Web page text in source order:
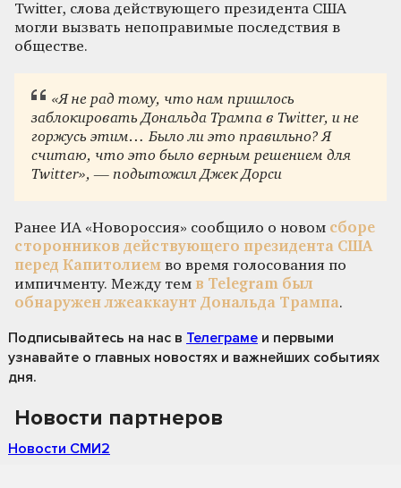
Twitter, слова действующего президента США
могли вызвать непоправимые последствия в
обществе.
«Я не рад тому, что нам пришлось
заблокировать Дональда Трампа в Twitter, и не
горжусь этим… Было ли это правильно? Я
считаю, что это было верным решением для
Twitter», — подытожил Джек Дорси
Ранее ИА «Новороссия» сообщило о новом сборе
сторонников действующего президента США
перед Капитолием во время голосования по
импичменту. Между тем в Telegram был
обнаружен лжеаккаунт Дональда Трампа.
Подписывайтесь на нас в Телеграме и первыми
узнавайте о главных новостях и важнейших событиях
дня.
Новости партнеров
Новости СМИ2